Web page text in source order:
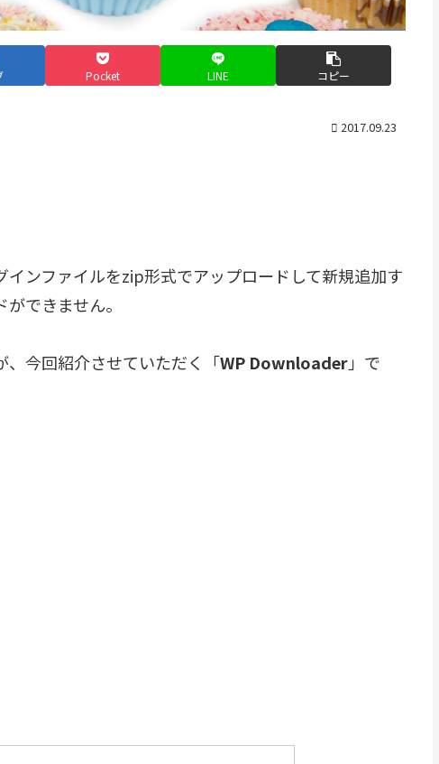
Pocket LINE コピー
2017.09.23
ンファイルをzip形式でアップロードして新規追加す
できません。
、今回紹介させていただく「WP Downloader」で